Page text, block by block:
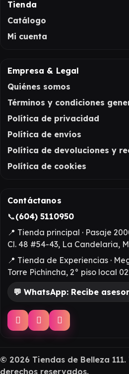
Tienda
Catálogo
Mi cuenta
Empresa & Legal
Quiénes somos
Términos y condiciones
Política de privacidad
Política de envíos
Política de devoluciones y
Política de cookies
Contáctanos
📞(604) 5110950
📍 Tienda principal · Pasaje
Cl. 48 #54-43, La Candelaria,
📍 Tienda de Experiencias ·
Torre Pichincha, 2° piso local
💬 WhatsApp: Recibe
© 2026 Tiendas de Belleza
derechos reservados.